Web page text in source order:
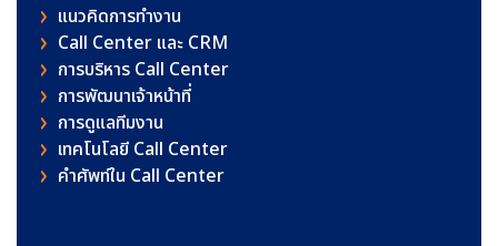
แนวคิดการทำงาน
Call Center และ CRM
การบริหาร Call Center
การพัฒนาเจ้าหน้าที่
การดูแลทีมงาน
เทคโนโลยี Call Center
คําศัพท์ใน Call Center